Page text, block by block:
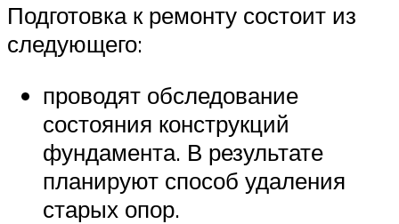
Подготовка к ремонту состоит из
следующего:
проводят обследование
состояния конструкций
фундамента. В результате
планируют способ удаления
старых опор.